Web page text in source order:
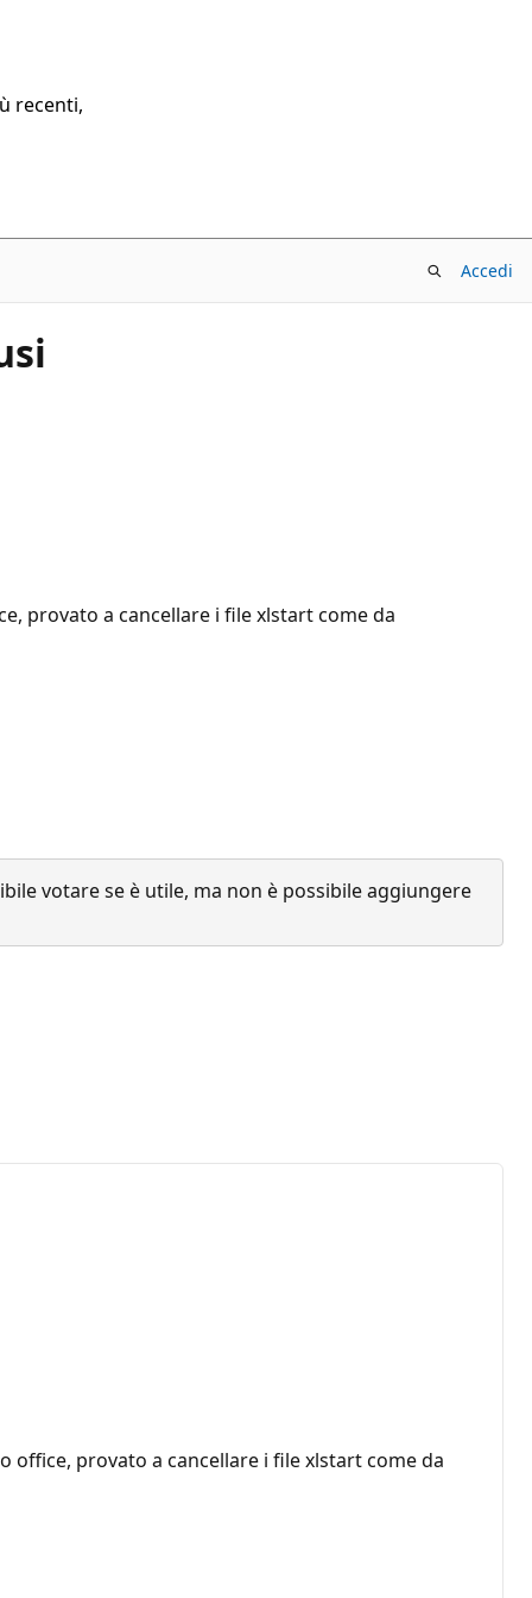
recenti,
Accedi
provato a cancellare i file xlstart come da
votare se è utile, ma non è possibile aggiungere
office, provato a cancellare i file xlstart come da